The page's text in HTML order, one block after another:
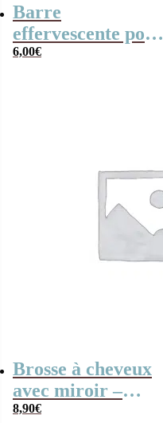
Barre
effervescente pour
le bain à la
6,00€
Brosse à cheveux
avec miroir –
Wonder Woman
8,90€